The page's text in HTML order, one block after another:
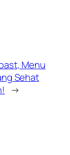
Menu
Sehat
→